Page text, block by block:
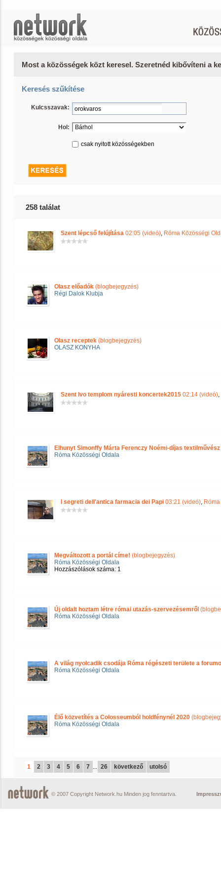
Most a közösségek közt keresel. Szeretnéd kibővíteni a
Keresés szűkítése
Kulcsszavak:
Hol:
csak nyitott közösségekben
258 találat
Szent lépcső felújítása 02:05 (videó), Róma Közösségi
Olasz előadók (blogbejegyzés)
Régi Dalok Klubja
Olasz receptek (blogbejegyzés)
OLASZ KONYHA
Szent Ivo templom nyáresti koncertek2015 02:14 (videó),
Elhunyt Simonffy Márta Ferenczy Noémi-díjas textilművész
Róma Közösségi Oldala
I segreti dell'antica farmacia dei Papi 03:21 (videó),
Megváltozott a portál címe! (blogbejegyzés)
Róma Közösségi Oldala
Hozzászólások száma: 1
Új oldalt hoztam létre római utazás-szervezésemről
Róma Közösségi Oldala
A világ nyolcadik csodája Róma régészeti területe a
Róma Közösségi Oldala
Élő közvetítés a Colosseumból holdfénynél 2020
Róma Közösségi Oldala
1 2 3 4 5 6 7 ... 26 következő utolsó
© 2007 Copyright Network.hu Minden jog fenntartva.